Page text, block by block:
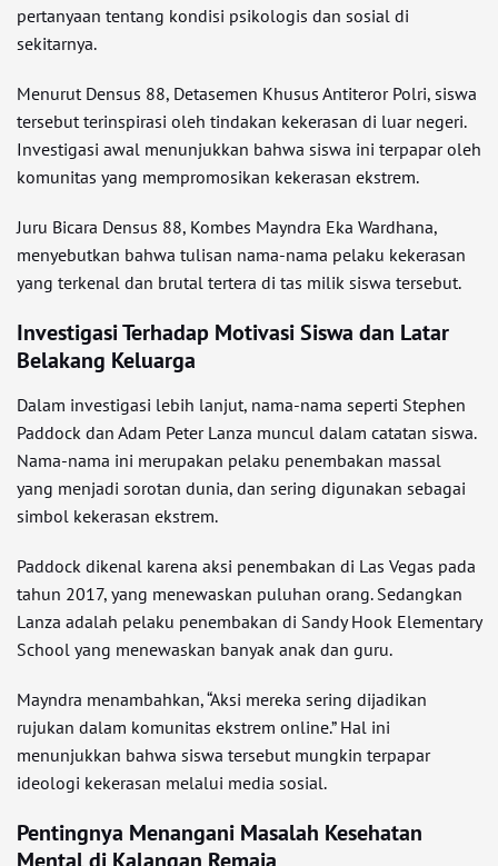
pertanyaan tentang kondisi psikologis dan sosial di
sekitarnya.
Menurut Densus 88, Detasemen Khusus Antiteror Polri, siswa
tersebut terinspirasi oleh tindakan kekerasan di luar negeri.
Investigasi awal menunjukkan bahwa siswa ini terpapar oleh
komunitas yang mempromosikan kekerasan ekstrem.
Juru Bicara Densus 88, Kombes Mayndra Eka Wardhana,
menyebutkan bahwa tulisan nama-nama pelaku kekerasan
yang terkenal dan brutal tertera di tas milik siswa tersebut.
Investigasi Terhadap Motivasi Siswa dan Latar
Belakang Keluarga
Dalam investigasi lebih lanjut, nama-nama seperti Stephen
Paddock dan Adam Peter Lanza muncul dalam catatan siswa.
Nama-nama ini merupakan pelaku penembakan massal
yang menjadi sorotan dunia, dan sering digunakan sebagai
simbol kekerasan ekstrem.
Paddock dikenal karena aksi penembakan di Las Vegas pada
tahun 2017, yang menewaskan puluhan orang. Sedangkan
Lanza adalah pelaku penembakan di Sandy Hook Elementary
School yang menewaskan banyak anak dan guru.
Mayndra menambahkan, “Aksi mereka sering dijadikan
rujukan dalam komunitas ekstrem online.” Hal ini
menunjukkan bahwa siswa tersebut mungkin terpapar
ideologi kekerasan melalui media sosial.
Pentingnya Menangani Masalah Kesehatan